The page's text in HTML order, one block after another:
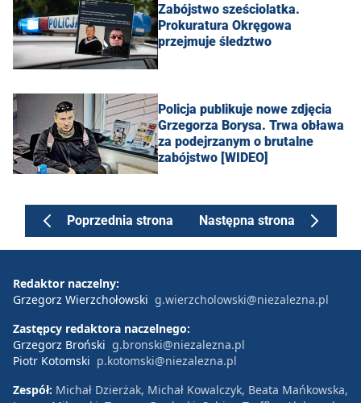
Zabójstwo sześciolatka.
Prokuratura Okręgowa
przejmuje śledztwo
Policja publikuje nowe zdjęcia
Grzegorza Borysa. Trwa obława
za podejrzanym o brutalne
zabójstwo [WIDEO]
Poprzednia strona Następna strona
Redaktor naczelny:
Grzegorz Wierzchołowski g.wierzcholowski@niezalezna.pl
Zastępcy redaktora naczelnego:
Grzegorz Broński g.bronski@niezalezna.pl
Piotr Kotomski p.kotomski@niezalezna.pl
Zespół: Michał Dzierżak, Michał Kowalczyk, Beata Mańkowska,